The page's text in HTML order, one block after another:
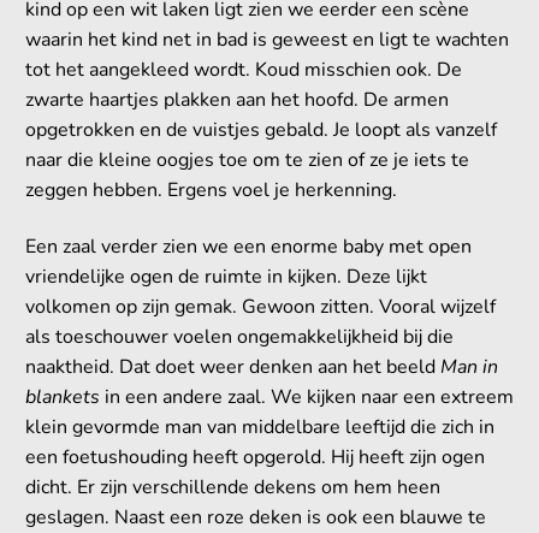
kind op een wit laken ligt zien we eerder een scène
waarin het kind net in bad is geweest en ligt te wachten
tot het aangekleed wordt. Koud misschien ook. De
zwarte haartjes plakken aan het hoofd. De armen
opgetrokken en de vuistjes gebald. Je loopt als vanzelf
naar die kleine oogjes toe om te zien of ze je iets te
zeggen hebben. Ergens voel je herkenning.
Een zaal verder zien we een enorme baby met open
vriendelijke ogen de ruimte in kijken. Deze lijkt
volkomen op zijn gemak. Gewoon zitten. Vooral wijzelf
als toeschouwer voelen ongemakkelijkheid bij die
naaktheid. Dat doet weer denken aan het beeld Man in
blankets in een andere zaal. We kijken naar een extreem
klein gevormde man van middelbare leeftijd die zich in
een foetushouding heeft opgerold. Hij heeft zijn ogen
dicht. Er zijn verschillende dekens om hem heen
geslagen. Naast een roze deken is ook een blauwe te